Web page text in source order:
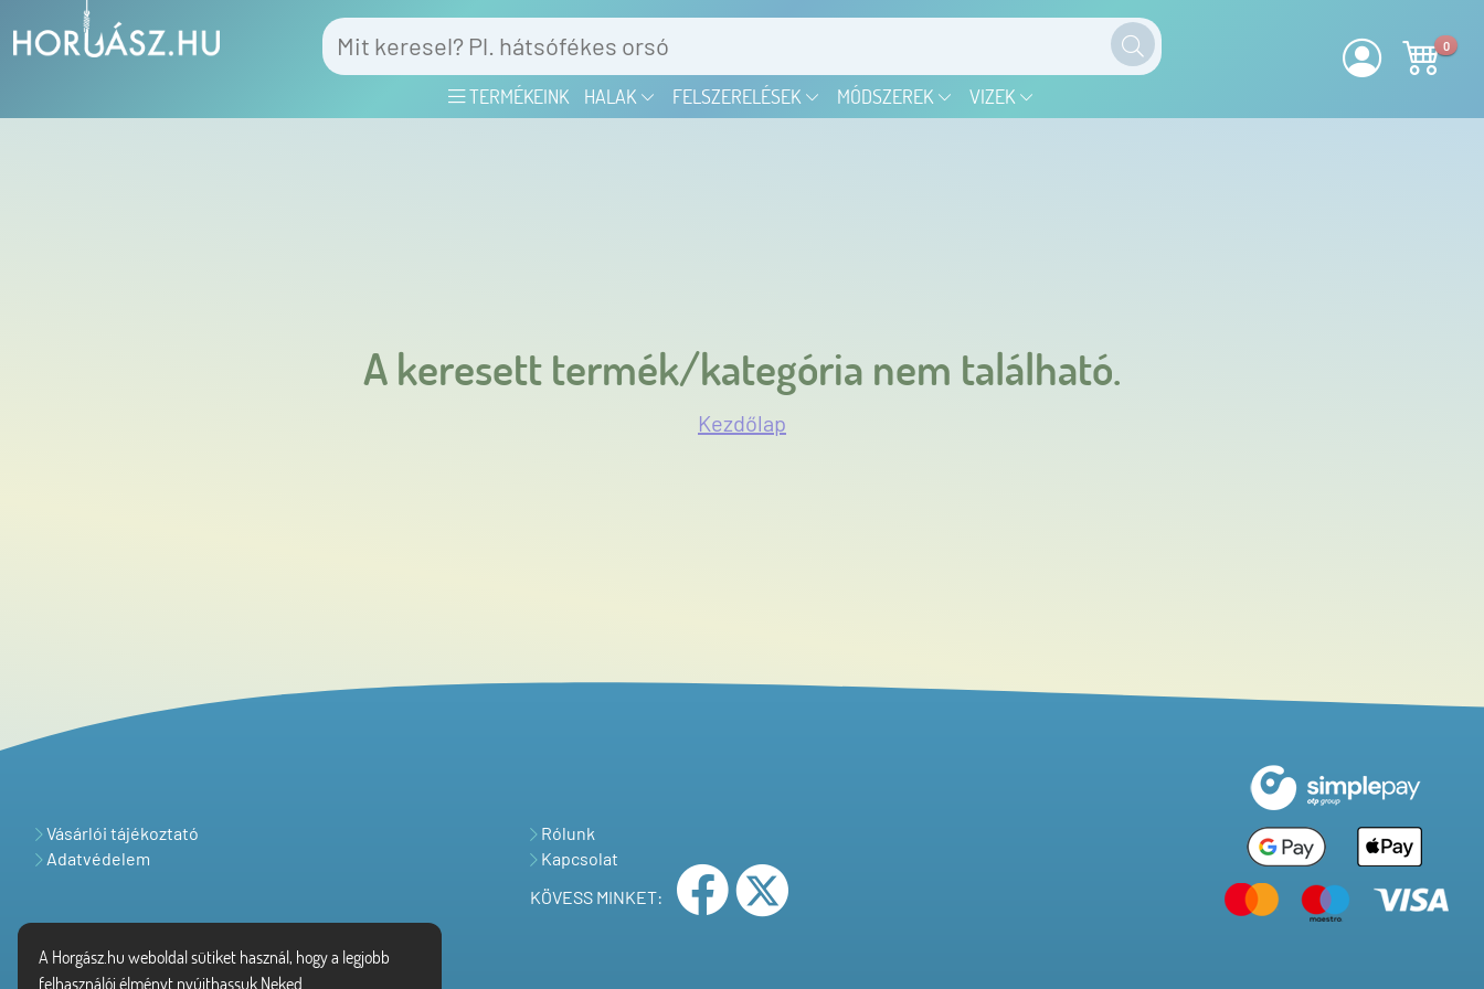
A Horgász.hu weboldal sütiket használ, hogy a legjobb
felhasználói élményt nyújthassuk Neked.
TERMÉKEINK HALAK FELSZERELÉSEK MÓDSZEREK VIZEK
0
A keresett termék/kategória nem található.
Kezdőlap
Vásárlói tájékoztató
Adatvédelem
Rólunk
Kapcsolat
KÖVESS MINKET: